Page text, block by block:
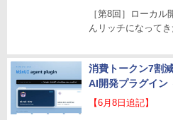
［第8回］ローカ
んリッチになってき
消費トークン7割
AI開発プラグイ
【6月8日追記】